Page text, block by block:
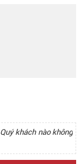
khách nào không